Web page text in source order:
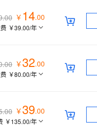
￥ 14.00
￥39.00/年
￥ 32.00
￥80.00/年
￥ 39.00
￥135.00/年